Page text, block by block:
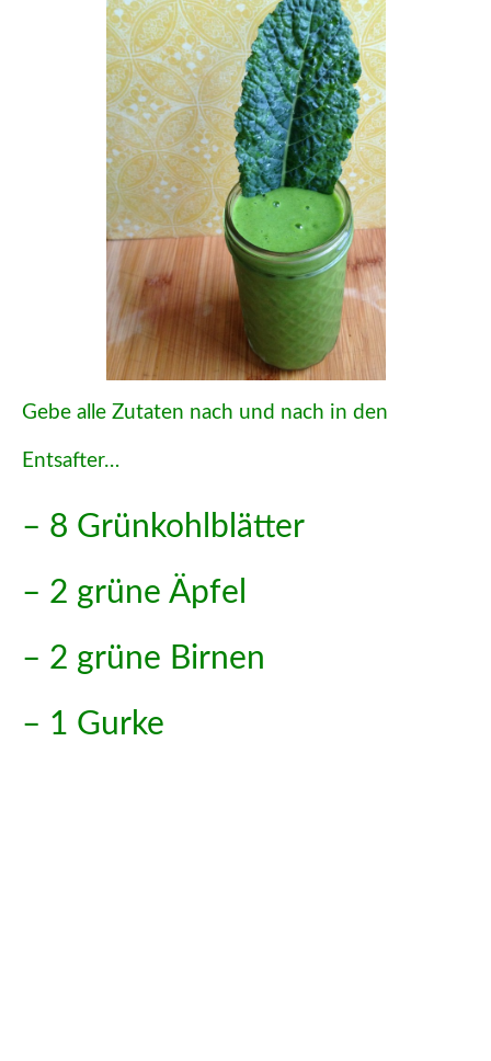
Gebe alle Zutaten nach und nach in den
Entsafter…
– 8 Grünkohlblätter
– 2 grüne Äpfel
– 2 grüne Birnen
– 1 Gurke